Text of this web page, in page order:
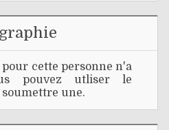
cette personne n'a
pouvez utliser le
une.